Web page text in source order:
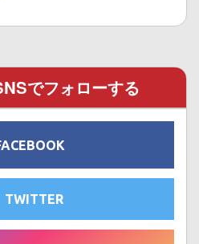
でフォローする
TWITTER